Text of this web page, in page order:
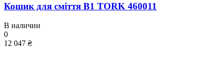
Кошик для сміття B1 TORK 460011
В наличии
0
12 047 ₴